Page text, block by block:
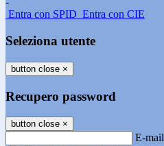
Entra con SPID Entra con CIE
Seleziona utente
button close ×
Recupero password
button close ×
E-mail